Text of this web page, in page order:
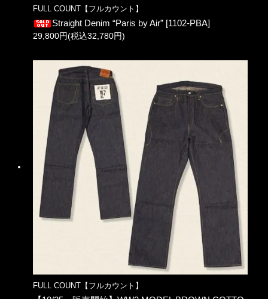
FULL COUNT【フルカウント】
Straight Denim “Paris by Air” [1102-PBA]
29,800円(税込32,780円)
FULL COUNT【フルカウント】